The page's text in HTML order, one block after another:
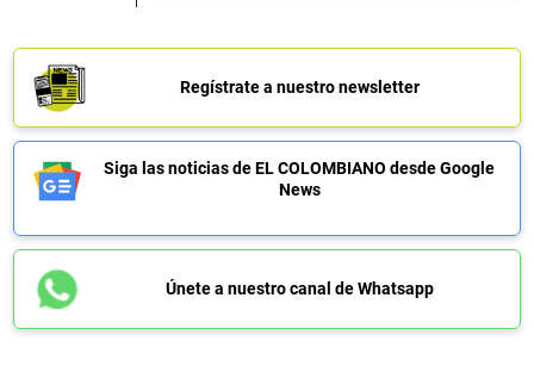
Regístrate a nuestro newsletter
Siga las noticias de EL COLOMBIANO desde Google
News
Únete a nuestro canal de Whatsapp